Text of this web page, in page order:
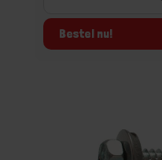
Bestel nu!